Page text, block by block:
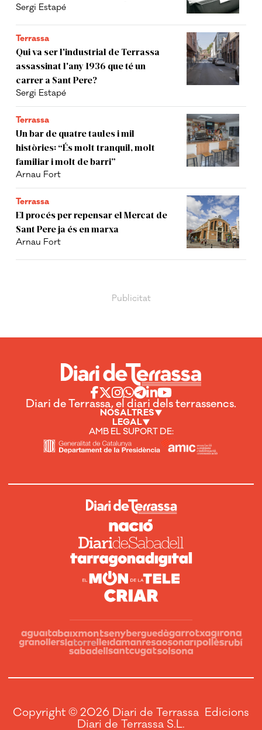
Sergi Estapé
Terrassa
Qui va ser l'industrial de Terrassa
assassinat l'any 1936 que té un
carrer a Sant Pere?
Sergi Estapé
Terrassa
Un bar de quatre taules i mil
històries: “És molt tranquil, molt
familiar i molt de barri”
Arnau Fort
Terrassa
El procés per repensar el Mercat de
Sant Pere ja és en marxa
Arnau Fort
Diari de Terrassa, el diari dels terrassencs.
NOSALTRES
LEGAL
AMB EL SUPORT DE:
Copyright © 2026 Diari de Terrassa Edicions
Diari de Terrassa S.L.